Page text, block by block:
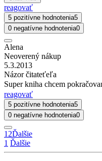
reagovať
5 pozitívne hodnotenia5
0 negatívne hodnotenia0
Alena
Neoverený nákup
5.3.2013
Názor čitateťeľa
Super kniha chcem
reagovať
5 pozitívne hodnotenia5
0 negatívne hodnotenia0
1 2Ďalšie
1 Ďalšie